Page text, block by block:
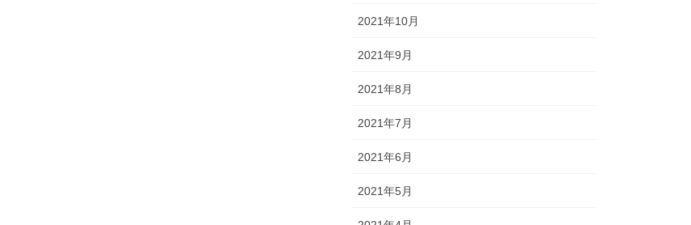
2021年10月
2021年9月
2021年8月
2021年7月
2021年6月
2021年5月